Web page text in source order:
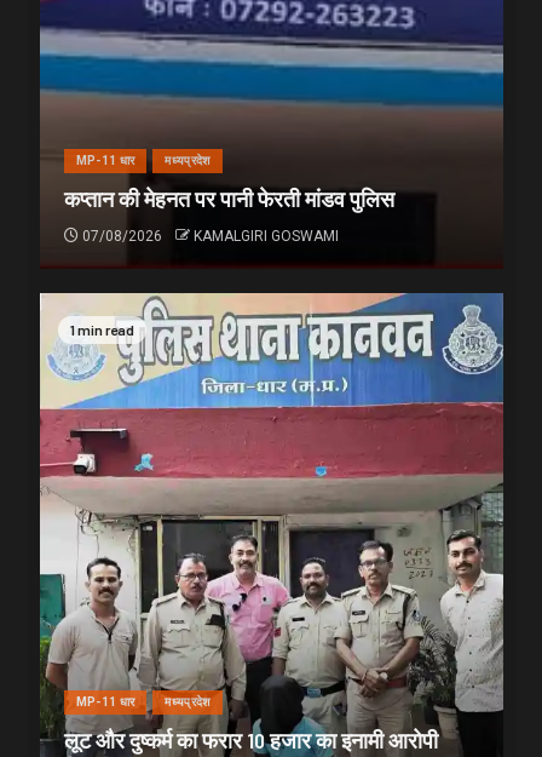
MP-11 धार मध्यप्रदेश
कप्तान की मेहनत पर पानी फेरती मांडव पुलिस
07/08/2026 KAMALGIRI GOSWAMI
1 min read
MP-11 धार मध्यप्रदेश
लूट और दुष्कर्म का फरार 10 हजार का इनामी आरोपी